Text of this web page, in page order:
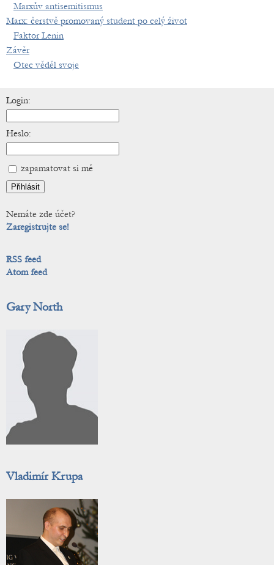
Marxův antisemitismus
Marx: čerstvě promovaný student po celý život
Faktor Lenin
Závěr
Otec věděl svoje
Login:
Heslo:
zapamatovat si mě
Nemáte zde účet?
Zaregistrujte se!
RSS feed
Atom feed
Gary North
Vladimír Krupa